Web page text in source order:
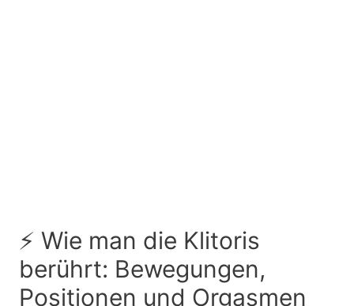
⚡ Wie man die Klitoris
berührt: Bewegungen,
Positionen und Orgasmen